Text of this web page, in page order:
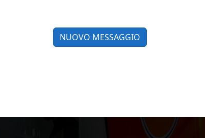
NUOVO MESSAGGIO